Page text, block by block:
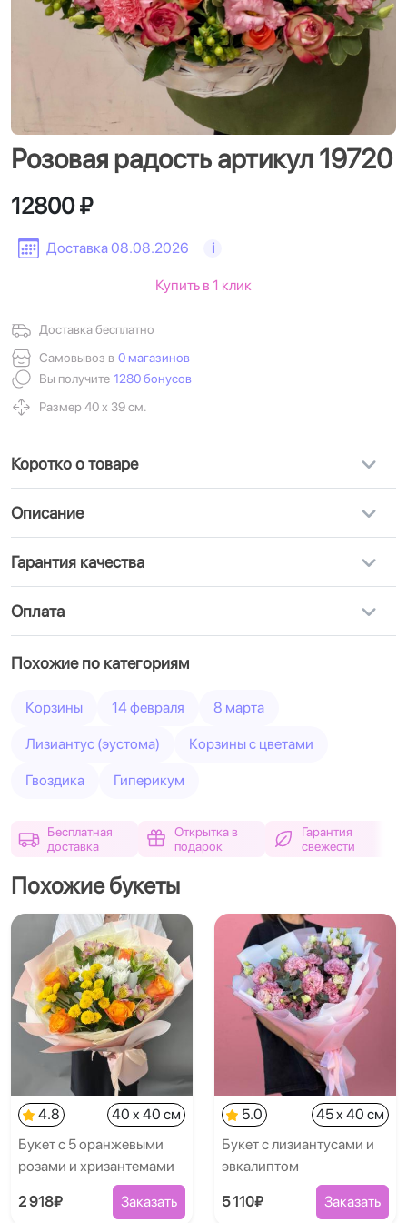
Розовая радость артикул 19720
Доставка 08.08.2026 i
12800 ₽
Доставка бесплатно
Самовывоз в 0 магазинов
Вы получите 1280 бонусов
Размер 40 х 39 см.
Купить в 1 клик
Коротко о товаре
Описание
Гарантия качества
Оплата
Похожие по категориям
Корзины 14 февраля 8 марта
Лизиантус (эустома) Корзины с цветами
Гвоздика Гиперикум
Бесплатная
доставка
Открытка в
подарок
Гарантия
свежести
Похожие букеты
4.8
40 x 40 см
Букет с 5 оранжевыми
розами и хризантемами
2 918₽ Заказать
5.0
45 x 40 см
Букет с лизиантусами и
эвкалиптом
5 110₽ Заказать